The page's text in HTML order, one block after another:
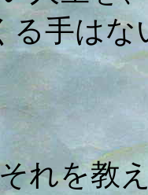
る手はな
れを教